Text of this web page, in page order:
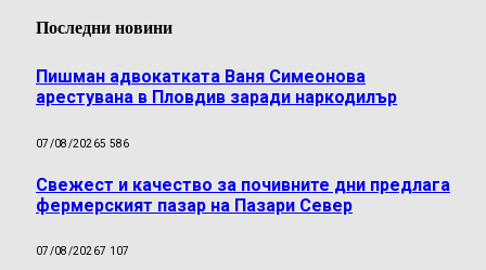
Последни новини
Пишман адвокатката Ваня Симеонова
арестувана в Пловдив заради наркодилър
07/08/20265 586
Свежест и качество за почивните дни предлага
фермерският пазар на Пазари Север
07/08/20267 107